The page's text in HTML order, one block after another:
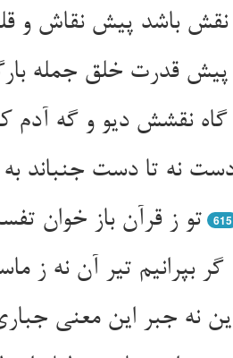
گاه نقشش دیو و گه
تو ز قرآن باز خوان تفسیر بیت ** گفت ایزد ما رميت إذ رمیت‌‌
615
گر بپرانیم تیر آن نه ز ماست ** ما کمان و تیر اندازش خداست‌‌